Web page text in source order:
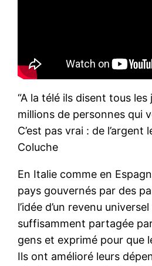
“A la télé ils disent tous les
millions de personnes qui
C’est pas vrai : de l’argent
Coluche
En Italie comme en
pays gouvernés par des
l’idée d’un revenu
suffisamment partagée
gens et exprimé pour que
Ils ont amélioré leurs